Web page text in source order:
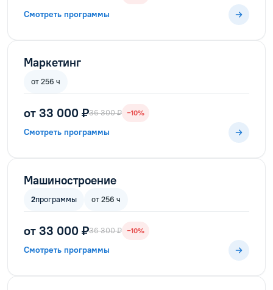
Смотреть программы
Маркетинг
от 256 ч
от 33 000 ₽36 300 ₽ −10%
Смотреть программы
Машиностроение
2программы от 256 ч
от 33 000 ₽36 300 ₽ −10%
Смотреть программы